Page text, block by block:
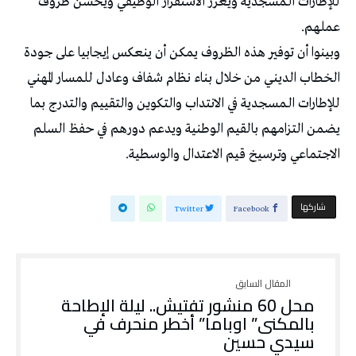
عملهم.
وبينوا أن توفير هذه الظروف يمكن أن ينعكس إيجابيا على جودة
الخطاب الدينـي من خلال بناء نظام شفاف وعادل للمسار المهني
للإطارات الـمسجدية في الانتداب والتكوين والتقييم والتدرج بما
يضمن التزامهم بالقيم الوطنية ويدعم دورهم في حفظ السلم
الاجتماعي وترسيخ قيم الاعتدال والوسطية.
‫‫ شاركها‬ Facebook
Twitter
محل 60 منشور تفتيش.. ليلة الإطاحة
بالمكنى” اوباما” أخطر منحرف في
سيدي حسين